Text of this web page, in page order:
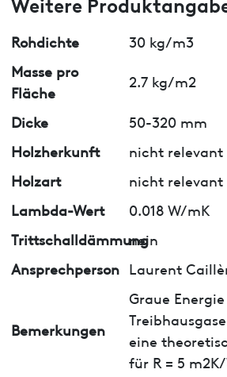
Rohdichte
30 kg/m3
Masse pro
Fläche
2.7 kg/m2
Dicke
50-320 mm
Holzherkunft
nicht relevant
Holzart
nicht relevant
Lambda-Wert
0.018 W/mK
Trittschalldämmung
nein
Ansprechperson Laurent
Bemerkungen
Graue
eine
für R = 5